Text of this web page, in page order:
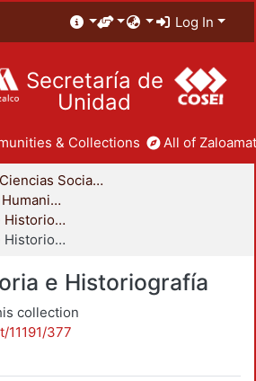
Log In
Secretaría de
Unidad
& Collections All of
División de Ciencias Sociales y Humanidades
Departamento de Humanidades
Área de Historia e Historiografía
Libros - Historia e Historiografía
e Historiografía
collection
11191/377